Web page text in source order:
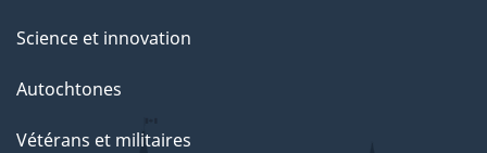
Science et innovation
Autochtones
Vétérans et militaires